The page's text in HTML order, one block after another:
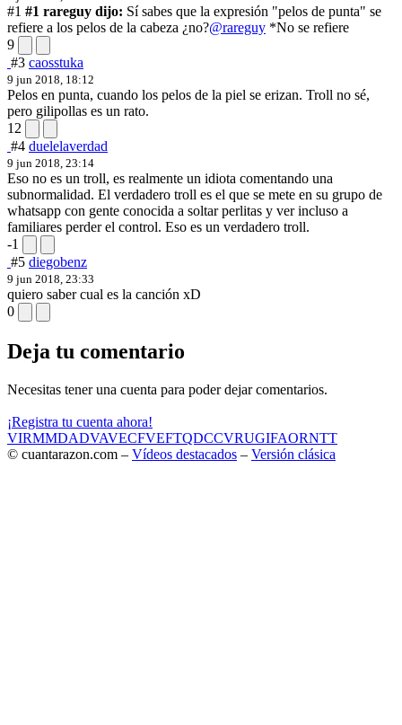
#1 #1 rareguy dijo: Sí sabes que la expresión "pelos de punta" se
refiere a los pelos de la cabeza ¿no?@rareguy *No se refiere
9
#3 caosstuka
9 jun 2018, 18:12
Pelos en punta, cuando los pelos de la piel se erizan. Troll no sé,
pero gilipollas es un rato.
12
#4 duelelaverdad
9 jun 2018, 23:14
Eso no es un troll, es realmente un idiota comentando una
subnormalidad. El verdadero troll es el que se mete en su grupo de
whatsapp con gente conocida a soltar perlitas y ver incluso a
familiares perder el control. Eso es un verdadero troll.
-1
#5 diegobenz
9 jun 2018, 23:33
quiero saber cual es la canción xD
0
Deja tu comentario
Necesitas tener una cuenta para poder dejar comentarios.
¡Registra tu cuenta ahora!
VIRMMDADVAVECFVEFTQDCCVRUGIFAORNTT
© cuantarazon.com – Vídeos destacados – Versión clásica